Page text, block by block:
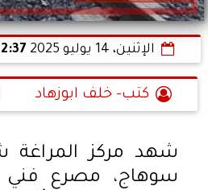
الإثنين، 14 يوليو 2025 12:37
كتب- خلف ابوزهاد
شهد مركز
سوهاج، مصرع فني